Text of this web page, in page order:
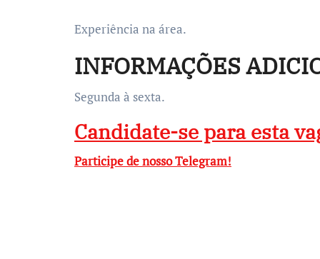
Experiência na área.
INFORMAÇÕES
Segunda à sexta.
Candidate-se para esta
Participe de nosso Telegram!